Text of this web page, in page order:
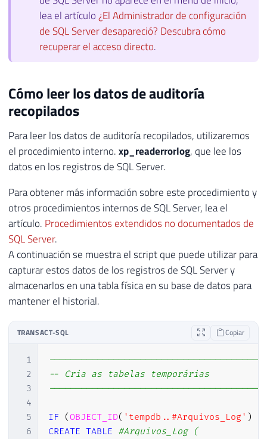
lea el artículo¿El Administrador de configuración
de SQL Server desapareció? Descubra cómo
recuperar el acceso directo.
Cómo leer los datos de auditoría
recopilados
Para leer los datos de auditoría recopilados, utilizaremos
el procedimiento interno.xp_readerrorlog, que lee los
datos en los registros de SQL Server.
Para obtener más información sobre este procedimiento y
otros procedimientos internos de SQL Server, lea el
artículo. Procedimientos extendidos no documentados de
SQL Server.
A continuación se muestra el script que puede utilizar para
capturar estos datos de los registros de SQL Server y
almacenarlos en una tabla física en su base de datos para
mantener el historial.
TRANSACT-SQL Copiar
1
2
3
4
5
6
-- Cria as tabelas temporárias
IF (OBJECT_ID( 'tempdb..#Arquivos_Log' )
CREATE TABLE #Arquivos_Log (